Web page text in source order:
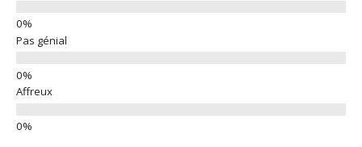
Pas génial
Affreux